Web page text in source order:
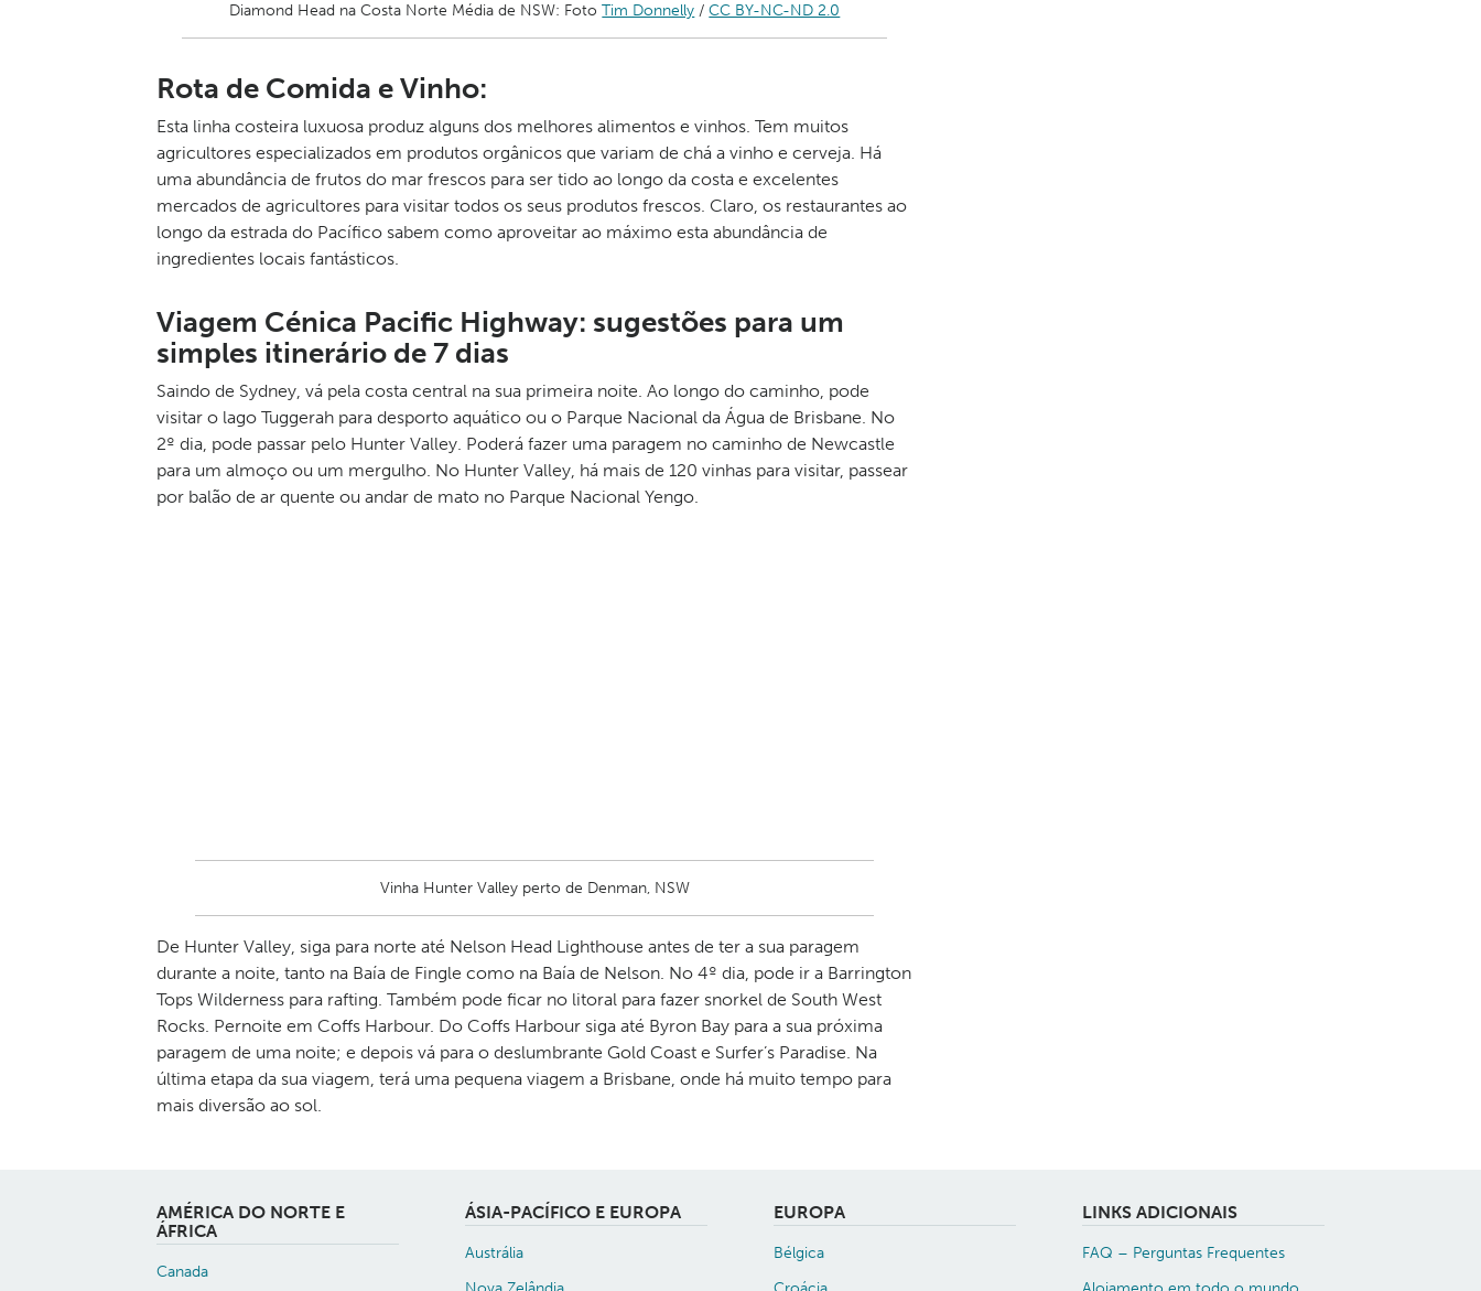
Diamond Head na Costa Norte Média de NSW: FotoTim Donnelly /CC BY-NC-ND 2.0
Rota de Comida e Vinho:
Esta linha costeira luxuosa produz alguns dos melhores alimentos e vinhos. Tem muitos
agricultores especializados em produtos orgânicos que variam de chá a vinho e cerveja. Há
uma abundância de frutos do mar frescos para ser tido ao longo da costa e excelentes
mercados de agricultores para visitar todos os seus produtos frescos. Claro, os restaurantes ao
longo da estrada do Pacífico sabem como aproveitar ao máximo esta abundância de
ingredientes locais fantásticos.
Viagem Cénica Pacific Highway: sugestões para um
simples itinerário de 7 dias
Saindo de Sydney, vá pela costa central na sua primeira noite. Ao longo do caminho, pode
visitar o lago Tuggerah para desporto aquático ou o Parque Nacional da Água de Brisbane. No
2º dia, pode passar pelo Hunter Valley. Poderá fazer uma paragem no caminho de Newcastle
para um almoço ou um mergulho. No Hunter Valley, há mais de 120 vinhas para visitar, passear
por balão de ar quente ou andar de mato no Parque Nacional Yengo.
Vinha Hunter Valley perto de Denman, NSW
De Hunter Valley, siga para norte até Nelson Head Lighthouse antes de ter a sua paragem
durante a noite, tanto na Baía de Fingle como na Baía de Nelson. No 4º dia, pode ir a Barrington
Tops Wilderness para rafting. Também pode ficar no litoral para fazer snorkel de South West
Rocks. Pernoite em Coffs Harbour. Do Coffs Harbour siga até Byron Bay para a sua próxima
paragem de uma noite; e depois vá para o deslumbrante Gold Coast e Surfer’s Paradise. Na
última etapa da sua viagem, terá uma pequena viagem a Brisbane, onde há muito tempo para
mais diversão ao sol.
AMÉRICA DO NORTE E
ÁFRICA
Canada
ÁSIA-PACÍFICO E EUROPA
Austrália
EUROPA
Bélgica
LINKS ADICIONAIS
FAQ – Perguntas Frequentes